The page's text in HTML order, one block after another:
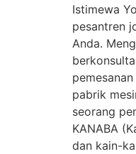
Istimewa
pesantren
Anda.
pabrik
seorang
KANABA
dan kain-